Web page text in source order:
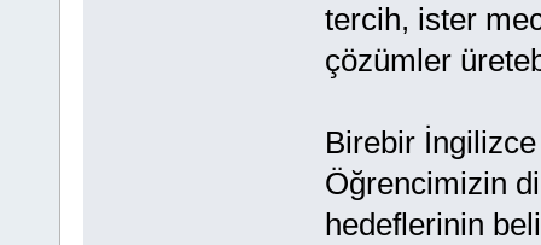
tercih, ister
çözümler
Birebir
Öğrencimizin
hedeflerinin